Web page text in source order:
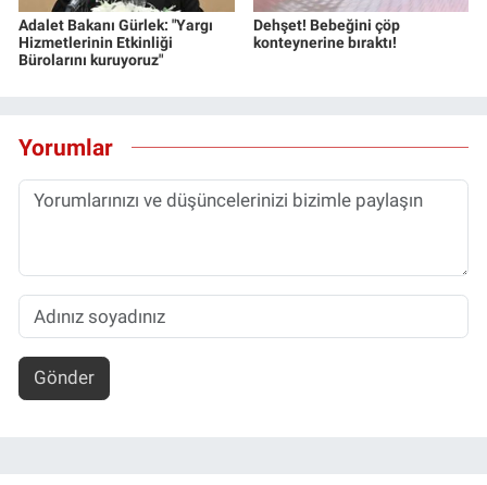
Adalet Bakanı Gürlek: "Yargı
Hizmetlerinin Etkinliği
Bürolarını kuruyoruz"
Dehşet! Bebeğini çöp
konteynerine bıraktı!
Yorumlar
Gönder